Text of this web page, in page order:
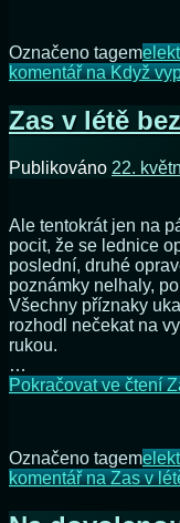
Označeno tagem
komentářna Když
Zas v létě
Publikováno 22.
Ale tentokrát jen na
pocit, že se lednice
poslední, druhé
poznámky nelhaly,
Všechny příznaky
rozhodl nečekat na
rukou.
…
Pokračovat ve čtení
Označeno tagem
komentářna Zas v